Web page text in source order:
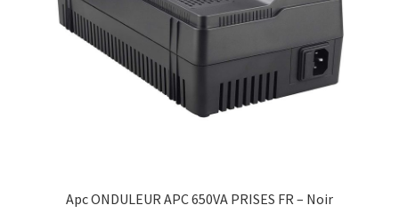
Apc ONDULEUR APC 650VA PRISES FR – Noir